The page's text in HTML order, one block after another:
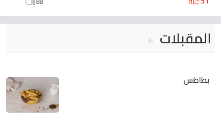
المقبلات 6
بطاطس